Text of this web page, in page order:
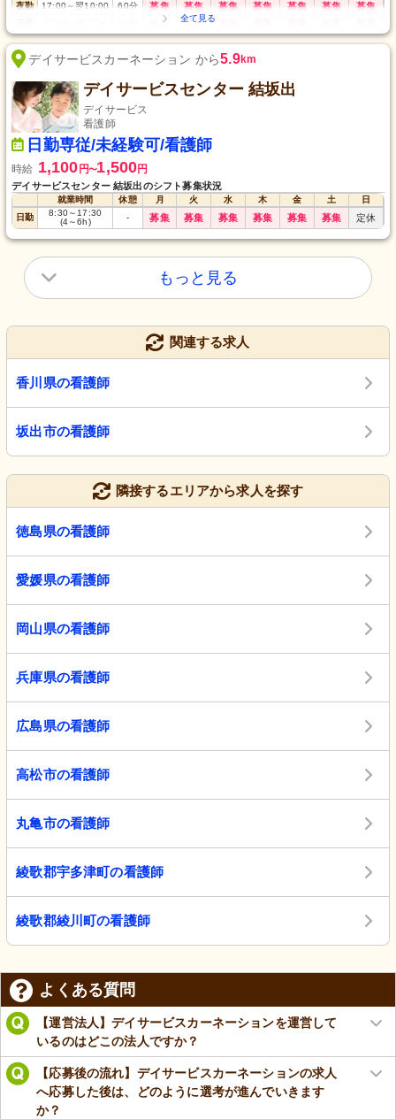
夜勤 17:00 ～翌10:00 60分 募集 募集 募集 募集 募集 募集 募集
募集 募集
デイサービスカーネーション から5.9km
デイサービスセンター 結坂出
デイサービス
看護師
日勤専従/未経験可/看護師
時給 1,100 円〜1,500円
デイサービスセンター 結坂出のシフト募集状況
就業時間 休憩 月 火 水 木 金 土
日
日勤
8:30～17:30
(4～6h) - 募集 募集 募集 募集 募集 募集 定休
もっと見る
関連する求人
香川県の看護師
坂出市の看護師
隣接するエリアから求人を探す
徳島県の看護師
愛媛県の看護師
岡山県の看護師
兵庫県の看護師
広島県の看護師
高松市の看護師
丸亀市の看護師
綾歌郡宇多津町の看護師
綾歌郡綾川町の看護師
よくある質問
【運営法人】デイサービスカーネーションを運営して
いるのはどこの法人ですか？
【応募後の流れ】デイサービスカーネーションの求人
へ応募した後は、どのように選考が進んでいきます
か？